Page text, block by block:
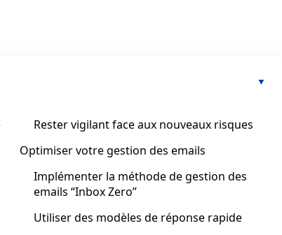
Rester vigilant face aux nouveaux risques
Optimiser votre gestion des emails
Implémenter la méthode de gestion des
emails “Inbox Zero”
Utiliser des modèles de réponse rapide